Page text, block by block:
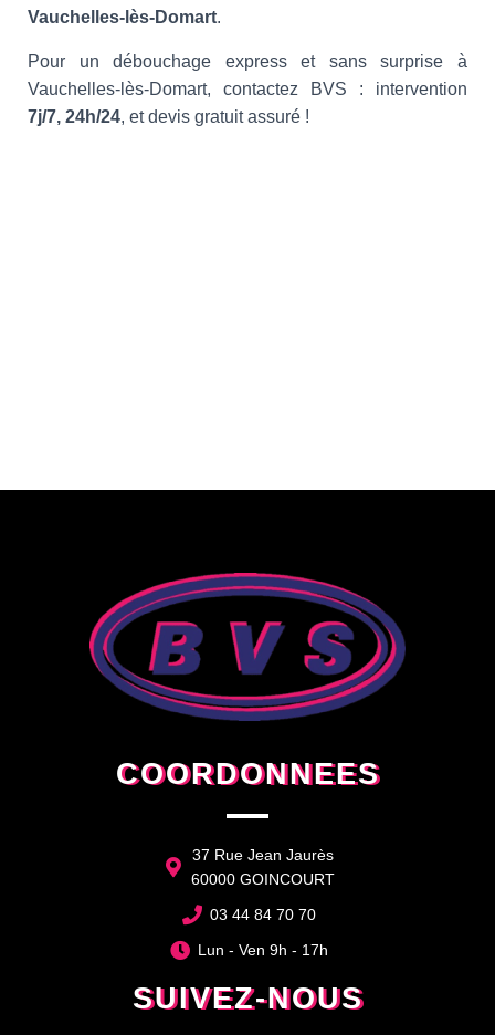
Vauchelles-lès-Domart.
Pour un débouchage express et sans surprise à
Vauchelles-lès-Domart, contactez BVS : intervention
7j/7, 24h/24, et devis gratuit assuré !
COORDONNEES
37 Rue Jean Jaurès
60000 GOINCOURT
03 44 84 70 70
Lun - Ven 9h - 17h
SUIVEZ-NOUS